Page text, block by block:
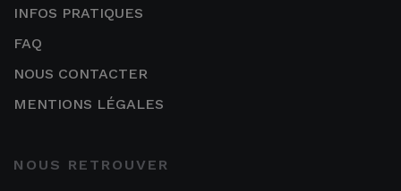
INFOS PRATIQUES
FAQ
NOUS CONTACTER
MENTIONS LÉGALES
NOUS RETROUVER